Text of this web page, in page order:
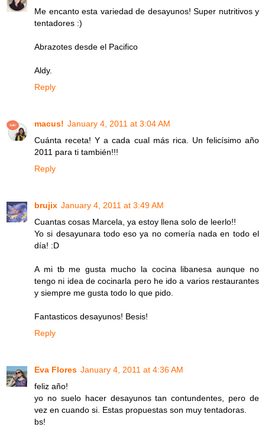
Me encanto esta variedad de desayunos! Super nutritivos y
tentadores :)
Abrazotes desde el Pacifico
Aldy.
Reply
macus! January 4, 2011 at 3:04 AM
Cuánta receta! Y a cada cual más rica. Un felicísimo año
2011 para ti también!!!
Reply
brujix January 4, 2011 at 3:49 AM
Cuantas cosas Marcela, ya estoy llena solo de leerlo!!
Yo si desayunara todo eso ya no comería nada en todo el
día! :D
A mi tb me gusta mucho la cocina libanesa aunque no
tengo ni idea de cocinarla pero he ido a varios restaurantes
y siempre me gusta todo lo que pido.
Fantasticos desayunos! Besis!
Reply
Eva Flores January 4, 2011 at 4:36 AM
feliz año!
yo no suelo hacer desayunos tan contundentes, pero de
vez en cuando si. Estas propuestas son muy tentadoras.
bs!